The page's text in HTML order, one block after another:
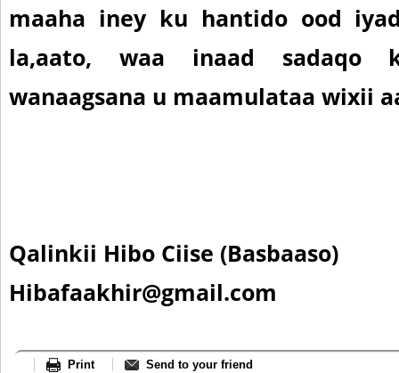
maaha iney ku hantido ood
la,aato, waa inaad sadaqo
wanaagsana u maamulataa wixii
Qalinkii Hibo Ciise (Basbaaso)
Hibafaakhir@gmail.com
Print Send to your friend